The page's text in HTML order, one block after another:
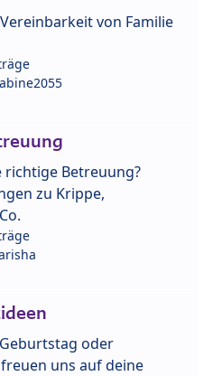
von Familie
Betreuung?
zu Krippe,
oder
uns auf deine